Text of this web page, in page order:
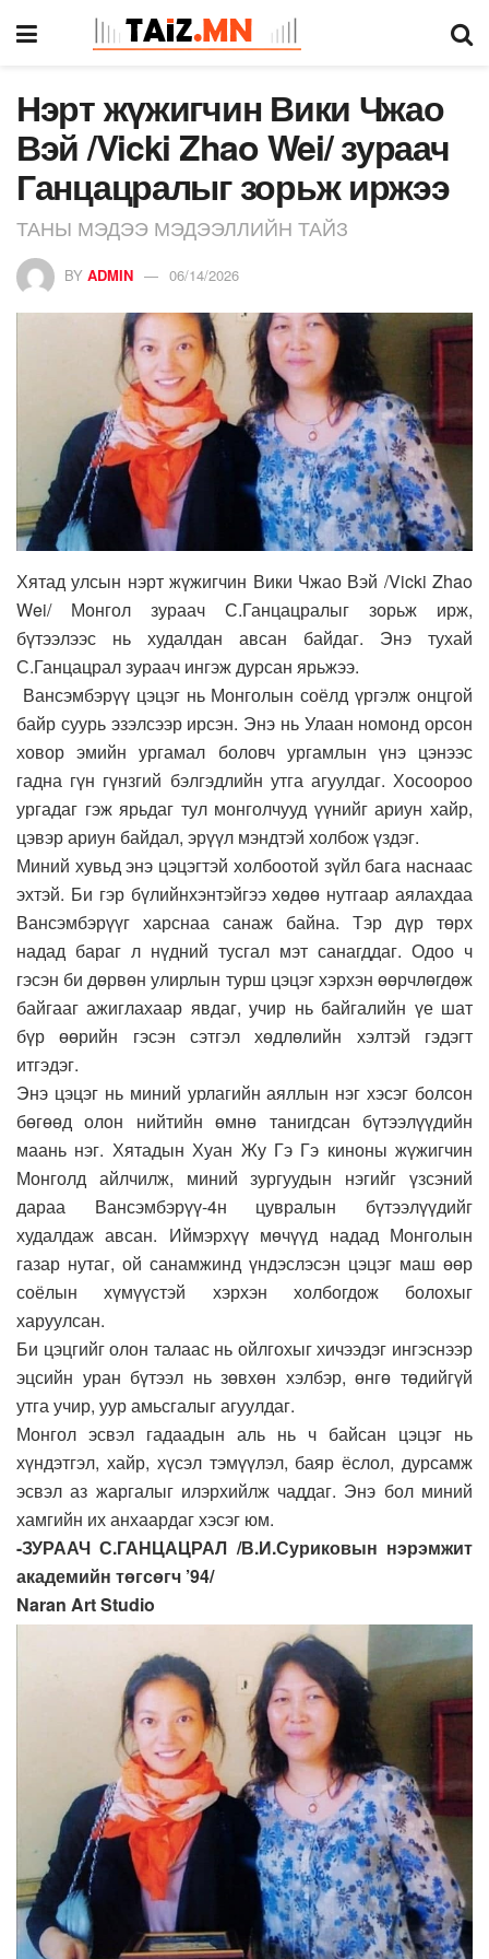
Нэрт жүжигчин Вики Чжао
Вэй /Vicki Zhao Wei/ зураач
Ганцацралыг зорьж иржээ
ТАНЫ МЭДЭЭ МЭДЭЭЛЛИЙН ТАЙЗ
BY ADMIN 06/14/2026
Хятад улсын нэрт жүжигчин Вики Чжао Вэй /Vicki Zhao
Wei/ Монгол зураач С.Ганцацралыг зорьж ирж,
бүтээлээс нь худалдан авсан байдаг. Энэ тухай
С.Ганцацрал зураач ингэж дурсан ярьжээ.
Вансэмбэрүү цэцэг нь Монголын соёлд үргэлж онцгой
байр суурь эзэлсээр ирсэн. Энэ нь Улаан номонд орсон
ховор эмийн ургамал боловч ургамлын үнэ цэнээс
гадна гүн гүнзгий бэлгэдлийн утга агуулдаг. Хосоороо
ургадаг гэж ярьдаг тул монголчууд үүнийг ариун хайр,
цэвэр ариун байдал, эрүүл мэндтэй холбож үздэг.
Миний хувьд энэ цэцэгтэй холбоотой зүйл бага наснаас
эхтэй. Би гэр бүлийнхэнтэйгээ хөдөө нутгаар аялахдаа
Вансэмбэрүүг харснаа санаж байна. Тэр дүр төрх
надад бараг л нүдний тусгал мэт санагддаг. Одоо ч
гэсэн би дөрвөн улирлын турш цэцэг хэрхэн өөрчлөгдөж
байгааг ажиглахаар явдаг, учир нь байгалийн үе шат
бүр өөрийн гэсэн сэтгэл хөдлөлийн хэлтэй гэдэгт
итгэдэг.
Энэ цэцэг нь миний урлагийн аяллын нэг хэсэг болсон
бөгөөд олон нийтийн өмнө танигдсан бүтээлүүдийн
маань нэг. Хятадын Хуан Жу Гэ Гэ киноны жүжигчин
Монголд айлчилж, миний зургуудын нэгийг үзсэний
дараа Вансэмбэрүү-4н цувралын бүтээлүүдийг
худалдаж авсан. Иймэрхүү мөчүүд надад Монголын
газар нутаг, ой санамжинд үндэслэсэн цэцэг маш өөр
соёлын хүмүүстэй хэрхэн холбогдож болохыг
харуулсан.
Би цэцгийг олон талаас нь ойлгохыг хичээдэг ингэснээр
эцсийн уран бүтээл нь зөвхөн хэлбэр, өнгө төдийгүй
утга учир, уур амьсгалыг агуулдаг.
Монгол эсвэл гадаадын аль нь ч байсан цэцэг нь
хүндэтгэл, хайр, хүсэл тэмүүлэл, баяр ёслол, дурсамж
эсвэл аз жаргалыг илэрхийлж чаддаг. Энэ бол миний
хамгийн их анхаардаг хэсэг юм.
-ЗУРААЧ С.ГАНЦАЦРАЛ /В.И.Суриковын нэрэмжит
академийн төгсөгч ’94/
Naran Art Studio